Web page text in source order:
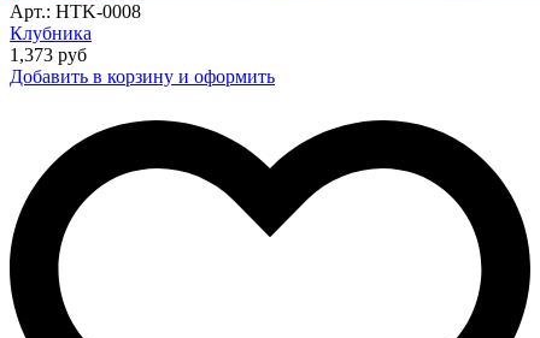
Арт.: HTK-0008
Клубника
1,373 руб
Добавить в корзину и оформить